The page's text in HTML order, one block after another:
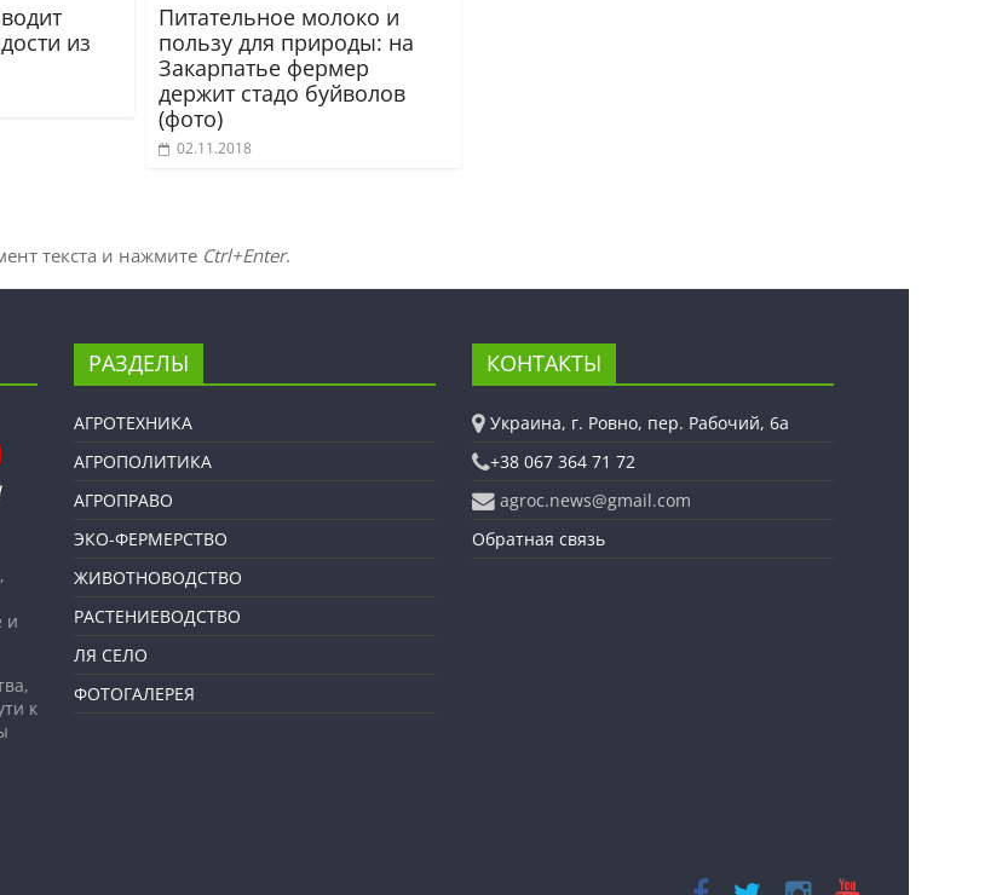
из
Питательное молоко и
пользу для природы: на
Закарпатье фермер
держит стадо буйволов
(фото)
02.11.2018
текста и нажмите Ctrl+Enter.
и
к
РАЗДЕЛЫ
АГРОТЕХНИКА
АГРОПОЛИТИКА
АГРОПРАВО
ЭКО-ФЕРМЕРСТВО
ЖИВОТНОВОДСТВО
РАСТЕНИЕВОДСТВО
ЛЯ СЕЛО
ФОТОГАЛЕРЕЯ
КОНТАКТЫ
Украина, г. Ровно, пер. Рабочий, 6а
+38 067 364 71 72
agroc.news@gmail.com
Обратная связь